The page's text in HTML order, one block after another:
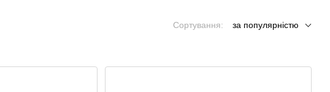
Сортування: за популярністю